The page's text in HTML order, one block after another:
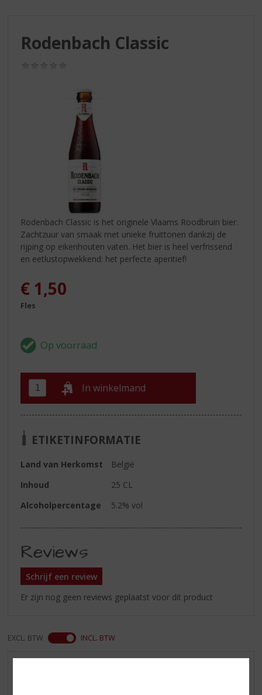
Rodenbach Classic
Rodenbach Classic is het originele Vlaams Roodbruin bier.
Zachtzuur van smaak met unieke fruittonen dankzij de
rijping op eikenhouten vaten. Het bier is heel verfrissend
en eetlustopwekkend: het perfecte aperitief!
€ 1,50
Fles
In winkelmand
ETIKETINFORMATIE
Land van Herkomst
België
Inhoud
25 CL
Alcoholpercentage
5.2% vol
Reviews
Schrijf een review
Er zijn nog geen reviews geplaatst voor dit product
EXCL. BTW INCL. BTW